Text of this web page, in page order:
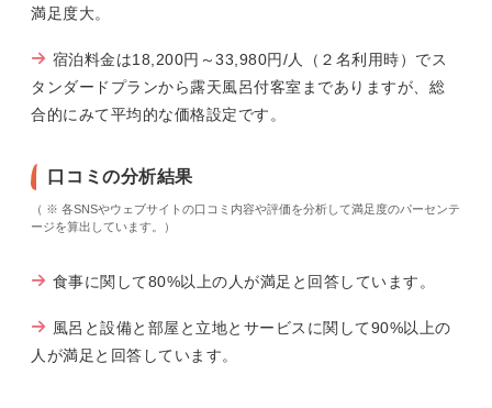
満足度大。
宿泊料金は18,200円～33,980円/人（２名利用時）でス
タンダードプランから露天風呂付客室までありますが、総
合的にみて平均的な価格設定です。
口コミの分析結果
（ ※ 各SNSやウェブサイトの口コミ内容や評価を分析して満足度のパーセンテ
ージを算出しています。）
食事に関して80%以上の人が満足と回答しています。
風呂と設備と部屋と立地とサービスに関して90%以上の
人が満足と回答しています。